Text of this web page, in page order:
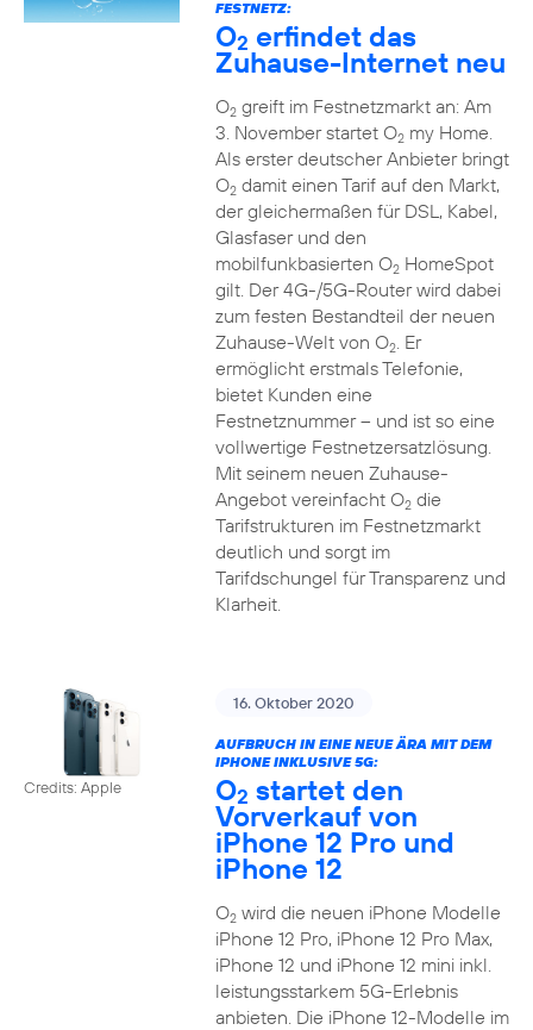
FESTNETZ:
O2 erfindet das
Zuhause-Internet neu
O2greift im Festnetzmarkt an: Am
3. November startet O2my Home.
Als erster deutscher Anbieter bringt
O2damit einen Tarif auf den Markt,
der gleichermaßen für DSL, Kabel,
Glasfaser und den
mobilfunkbasierten O2HomeSpot
gilt. Der 4G-/5G-Router wird dabei
zum festen Bestandteil der neuen
Zuhause-Welt von O2. Er
ermöglicht erstmals Telefonie,
bietet Kunden eine
Festnetznummer – und ist so eine
vollwertige Festnetzersatzlösung.
Mit seinem neuen Zuhause-
Angebot vereinfacht O2die
Tarifstrukturen im Festnetzmarkt
deutlich und sorgt im
Tarifdschungel für Transparenz und
Klarheit.
Credits: Apple
16. Oktober 2020
AUFBRUCH IN EINE NEUE ÄRA MIT DEM
IPHONE INKLUSIVE 5G:
O2 startet den
Vorverkauf von
iPhone 12 Pro und
iPhone 12
O2wird die neuen iPhone Modelle
iPhone 12 Pro, iPhone 12 Pro Max,
iPhone 12 und iPhone 12 mini inkl.
leistungsstarkem 5G-Erlebnis
anbieten. Die iPhone 12-Modelle im